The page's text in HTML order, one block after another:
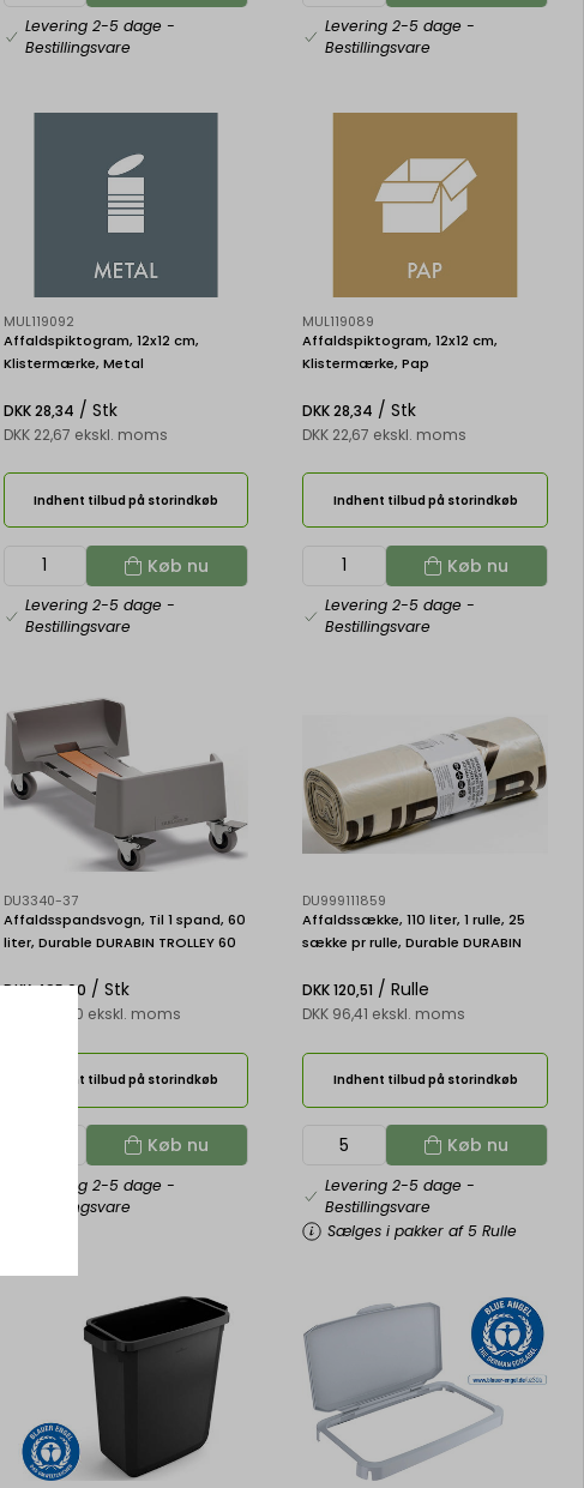
Levering 2-5 dage -
Bestillingsvare
Levering 2-5 dage-
Bestillingsvare
MUL119092
Affaldspiktogram, 12x12 cm,
Klistermærke, Metal
DKK 28,34 / Stk
DKK 22,67 ekskl. moms
Indhent tilbud på storindkøb
Køb nu
Levering 2-5 dage -
Bestillingsvare
MUL119089
Affaldspiktogram, 12x12 cm,
Klistermærke, Pap
DKK 28,34 / Stk
DKK 22,67 ekskl. moms
Indhent tilbud på storindkøb
Køb nu
Levering 2-5 dage-
Bestillingsvare
DU3340-37
Affaldsspandsvogn, Til 1 spand, 60
liter, Durable DURABIN TROLLEY 60
DKK 495,00 / Stk
DKK 396,00 ekskl. moms
Indhent tilbud på storindkøb
Køb nu
Levering 2-5 dage -
Bestillingsvare
DU999111859
Affaldssække, 110 liter, 1 rulle, 25
sække pr rulle, Durable DURABIN
DKK 120,51 / Rulle
DKK 96,41 ekskl. moms
Indhent tilbud på storindkøb
Køb nu
Levering 2-5 dage-
Bestillingsvare
Sælges i pakker af 5 Rulle